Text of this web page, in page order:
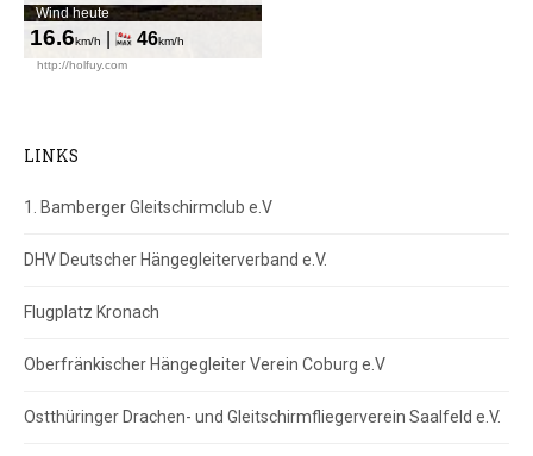
LINKS
1. Bamberger Gleitschirmclub e.V
DHV Deutscher Hängegleiterverband e.V.
Flugplatz Kronach
Oberfränkischer Hängegleiter Verein Coburg e.V
Ostthüringer Drachen- und Gleitschirmfliegerverein Saalfeld e.V.